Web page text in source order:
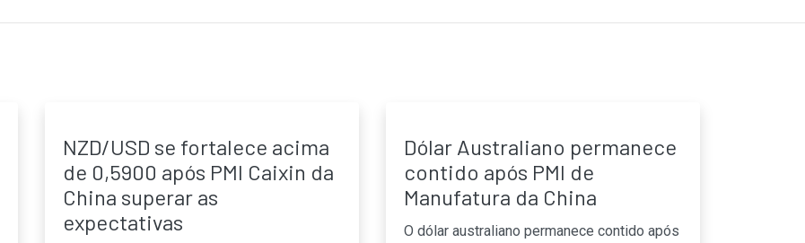
NZD/USD se fortalece acima
de 0,5900 após PMI Caixin da
China superar as
expectativas
Dólar Australiano permanece
contido após PMI de
Manufatura da China
O dólar australiano permanece contido após